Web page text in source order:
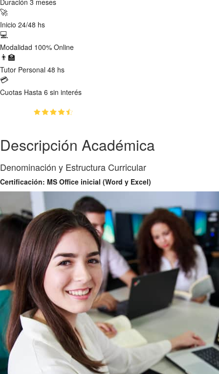
🚀
Inicio 24/48 hs
💻
Modalidad 100% Online
👨‍🏫
Tutor Personal 48 hs
💳
Cuotas Hasta 6 sin interés
Descripción Académica
Denominación y Estructura Curricular
Certificación: MS Office inicial (Word y Excel)